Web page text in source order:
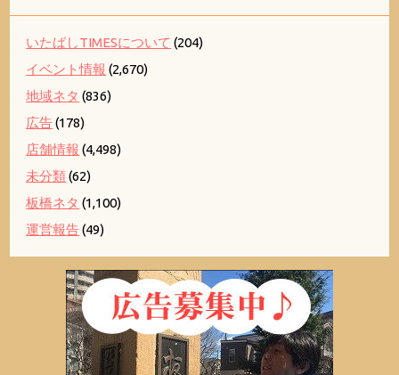
いたばしTIMESについて (204)
イベント情報 (2,670)
地域ネタ (836)
広告(178)
店舗情報 (4,498)
未分類(62)
板橋ネタ (1,100)
運営報告(49)